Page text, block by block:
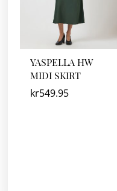
YASPELLA HW
MIDI SKIRT
kr549.95